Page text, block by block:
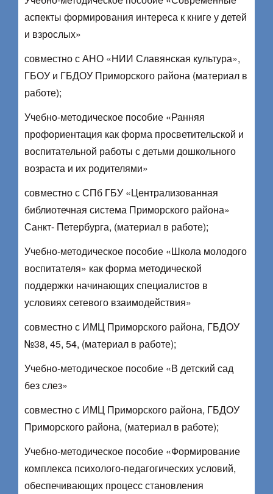
аспекты формирования интереса к книге у детей
и взрослых»
совместно с АНО «НИИ Славянская культура»,
ГБОУ и ГБДОУ Приморского района (материал в
работе);
Учебно-методическое пособие «Ранняя
профориентация как форма просветительской и
воспитательной работы с детьми дошкольного
возраста и их родителями»
совместно с СПб ГБУ «Централизованная
библиотечная система Приморского района»
Санкт- Петербурга, (материал в работе);
Учебно-методическое пособие «Школа молодого
воспитателя» как форма методической
поддержки начинающих специалистов в
условиях сетевого взаимодействия»
совместно с ИМЦ Приморского района, ГБДОУ
№38, 45, 54, (материал в работе);
Учебно-методическое пособие «В детский сад
без слез»
совместно с ИМЦ Приморского района, ГБДОУ
Приморского района, (материал в работе);
Учебно-методическое пособие «Формирование
комплекса психолого-педагогических условий,
обеспечивающих процесс становления